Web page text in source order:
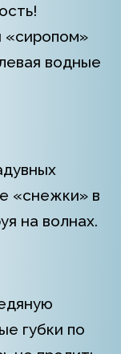
«сиропом»
водные
«снежки» в
на волнах.
губки по